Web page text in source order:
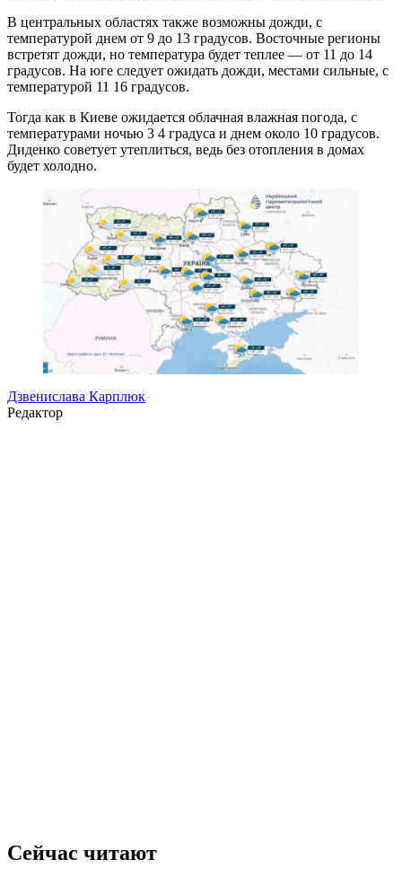
В центральных областях также возможны дожди, с
температурой днем от 9 до 13 градусов. Восточные регионы
встретят дожди, но температура будет теплее — от 11 до 14
градусов. На юге следует ожидать дожди, местами сильные, с
температурой 11 16 градусов.
Тогда как в Киеве ожидается облачная влажная погода, с
температурами ночью 3 4 градуса и днем около 10 градусов.
Диденко советует утеплиться, ведь без отопления в домах
будет холодно.
Дзвенислава Карплюк
Редактор
Сейчас читают